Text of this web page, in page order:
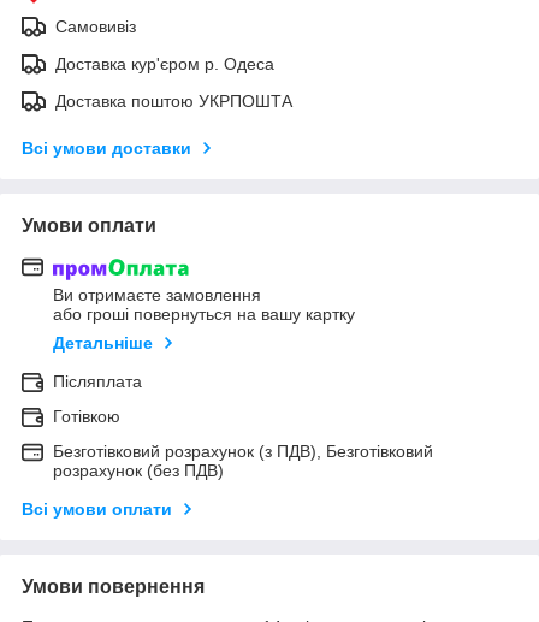
Самовивіз
Доставка кур'єром р. Одеса
Доставка поштою УКРПОШТА
Всі умови доставки
Умови оплати
Ви отримаєте замовлення
або гроші повернуться на вашу картку
Детальніше
Післяплата
Готівкою
Безготівковий розрахунок (з ПДВ), Безготівковий
розрахунок (без ПДВ)
Всі умови оплати
Умови повернення